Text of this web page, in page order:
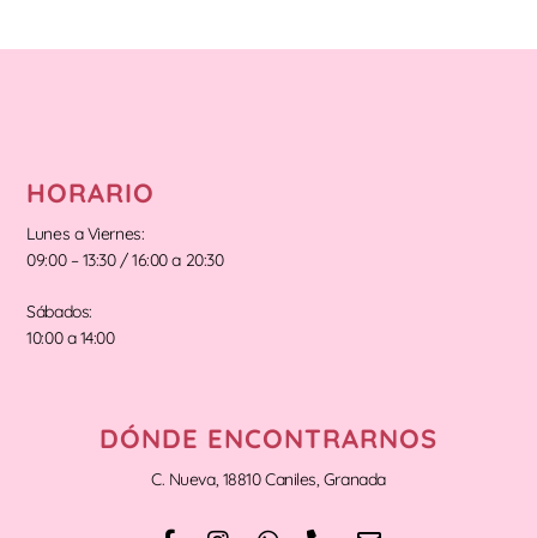
HORARIO
Lunes a Viernes:
09:00 – 13:30 / 16:00 a 20:30
Sábados:
10:00 a 14:00
DÓNDE ENCONTRARNOS
C. Nueva, 18810 Caniles, Granada